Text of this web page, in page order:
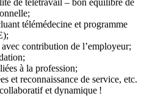
de télétravail – bon équilibre de
télémédecine et programme
contribution de l’employeur;
à la profession;
et reconnaissance de service, etc.
et dynamique !